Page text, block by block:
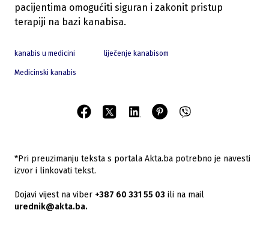
pacijentima omogućiti siguran i zakonit pristup
terapiji na bazi kanabisa.
kanabis u medicini liječenje kanabisom
Medicinski kanabis
*Pri preuzimanju teksta s portala Akta.ba potrebno je navesti
izvor i linkovati tekst.
Dojavi vijest na viber +387 60 331 55 03 ili na mail
urednik@akta.ba.